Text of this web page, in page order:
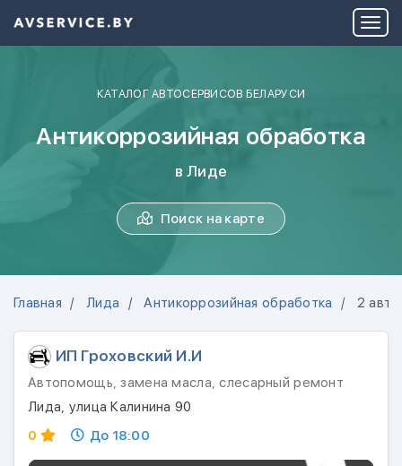
КАТАЛОГ АВТОСЕРВИСОВ БЕЛАРУСИ
Антикоррозийная обработка
в Лиде
Поиск на карте
Главная Лида Антикоррозийная обработка 2
ИП Гроховский И.И
Автопомощь, замена масла, слесарный ремонт
Лида, улица Калинина 90
0
До 18:00